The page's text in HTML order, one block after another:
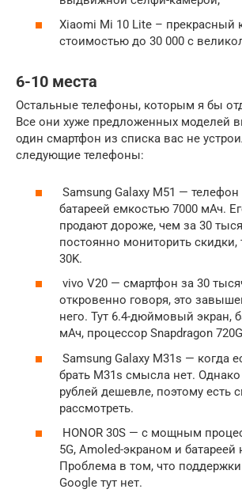
Xiaomi Mi 10 Lite – прекрасный
стоимостью до 30 000 с
6-10 места
Остальные телефоны, которым я бы
Все они хуже предложенных моделей
один смартфон из списка вас не
следующие телефоны:
Samsung Galaxy M51 —
батареей емкостью 7000 мАч.
продают дороже, чем за 30
постоянно мониторить скидки,
30K.
vivo V20 — смартфон за 30
откровенно говоря, это
него. Тут 6.4-дюймовый экран,
мАч, процессор Snapdragon
Samsung Galaxy M31s — когда
брать M31s смысла нет.
рублей дешевле, поэтому есть
рассмотреть.
HONOR 30S — с мощным
5G, Amoled-экраном и батареей
Проблема в том, что
Google тут нет.